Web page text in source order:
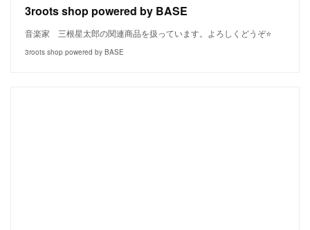
3roots shop powered by BASE
音楽家 三根星太郎の関連商品を扱っています。よろしくどうぞ⭐️
3roots shop powered by BASE